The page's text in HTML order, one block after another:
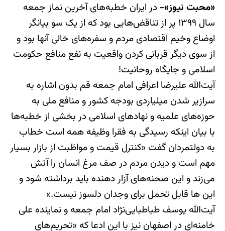
«محبت نیوز»- در ایران خطبه‌های آخرین نماز جمعه
سال ۱۳۹۹ پر از تناقض‌هایی بود که از یک سو بیانگر
اوضاع وخیم اقتصادی مردم و سفره‌های خالی آنها بود و
از سوی دیگر قربانی کردن واقعیت به نفع منافع حکومت
اسلامی و جایگاه روحانیت!
آیت‌الله علیرضا اعرافی امام جمعه قم بدون اشاره به
سرازیر شدن میلیاردی بودجه کشور و منافع ملی به
حوزه‌های علمیه و نهادهای اسلامی در بخشی از خطبه‌ها
با بیان اینکه رسیدگی به فقرا وظیفه همه است خطاب
به دولتمردان گفت «کنترل قیمت و مواظبت از بازار بسیار
مهم است و دیدن مردم در صف مرغ انسان را آتش
می‌زند و این صحنه‌های آزار دهنده باید برداشته شود و
این ها قابل تحمل برای وجدان دلسوز نیست.»
آیت‌الله یوسف طباطبایی‌نژاد امام جمعه و نماینده علی
خامنه‌ای در اصفهان نیز با این ادعا که «تحریم‌های